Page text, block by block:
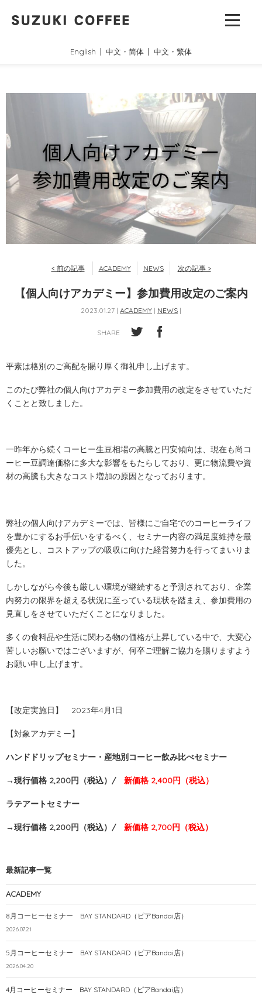
English 中文・简体 中文・繁体
< 前の記事 ACADEMY NEWS 次の記事 >
【個人向けアカデミー】参加費用改定のご案内
2023.01.27 | ACADEMY | NEWS |
SHARE
平素は格別のご高配を賜り厚く御礼申し上げます。
このたび弊社の個人向けアカデミー参加費用の改定をさせていただ
くことと致しました。
一昨年から続くコーヒー生豆相場の高騰と円安傾向は、現在も尚コ
ーヒー豆調達価格に多大な影響をもたらしており、更に物流費や資
材の高騰も大きなコスト増加の原因となっております。
弊社の個人向けアカデミーでは、皆様にご自宅でのコーヒーライフ
を豊かにするお手伝いをするべく、セミナー内容の満足度維持を最
優先とし、コストアップの吸収に向けた経営努力を行ってまいりま
した。
しかしながら今後も厳しい環境が継続すると予測されており、企業
内努力の限界を超える状況に至っている現状を踏まえ、参加費用の
見直しをさせていただくことになりました。
多くの食料品や生活に関わる物の価格が上昇している中で、大変心
苦しいお願いではございますが、何卒ご理解ご協力を賜りますよう
お願い申し上げます。
【改定実施日】 2023年4月1日
【対象アカデミー】
ハンドドリップセミナー・産地別コーヒー飲み比べセミナー
→現行価格 2,200円（税込）/ 新価格 2,400円（税込）
ラテアートセミナー
→現行価格 2,200円（税込）/ 新価格 2,700円（税込）
最新記事一覧
ACADEMY
8月コーヒーセミナー BAY STANDARD（ピアBandai店）
2026.07.21
5月コーヒーセミナー BAY STANDARD（ピアBandai店）
2026.04.20
4月コーヒーセミナー BAY STANDARD（ピアBandai店）